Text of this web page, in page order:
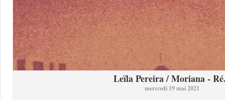
Leïla Pereira / Moriana -
mercredi 19 mai 2021